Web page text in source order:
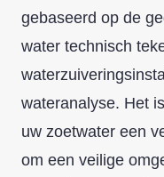
gebaseerd op de
water technisch
wateranalyse. Het
uw zoetwater een
om een veilige